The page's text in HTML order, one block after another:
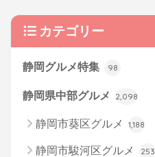
カテゴリー
静岡グルメ特集 98
静岡県中部グルメ 2,098
静岡市葵区グルメ 1,188
静岡市駿河区グルメ 253